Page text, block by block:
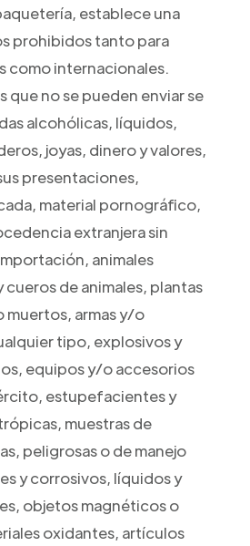
establece una
prohibidos tanto para
como internacionales.
que no se pueden enviar se
alcohólicas, líquidos,
joyas, dinero y valores,
presentaciones,
material pornográfico,
extranjera sin
animales
de animales, plantas
muertos, armas y/o
tipo, explosivos y
equipos y/o accesorios
estupefacientes y
muestras de
peligrosas o de manejo
y corrosivos, líquidos y
objetos magnéticos o
oxidantes, artículos